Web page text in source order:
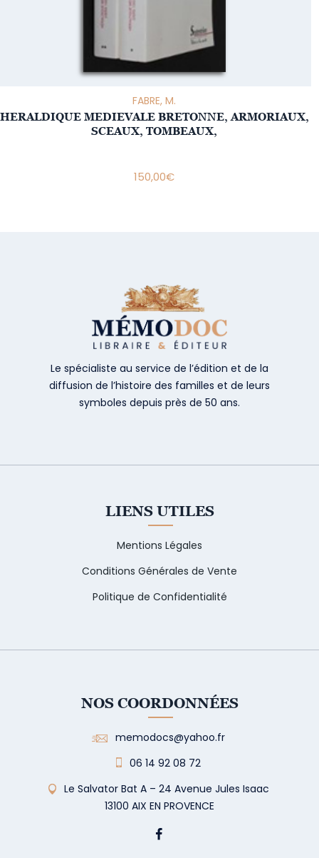
FABRE, M.
HERALDIQUE MEDIEVALE BRETONNE, ARMORIAUX,
SCEAUX, TOMBEAUX,
150,00€
Le spécialiste au service de l’édition et de la
diffusion de l’histoire des familles et de leurs
symboles depuis près de 50 ans.
LIENS UTILES
Mentions Légales
Conditions Générales de Vente
Politique de Confidentialité
NOS COORDONNÉES
memodocs@yahoo.fr
06 14 92 08 72
Le Salvator Bat A – 24 Avenue Jules Isaac
13100 AIX EN PROVENCE